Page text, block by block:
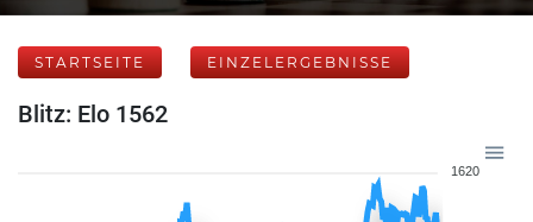
STARTSEITE EINZELERGEBNISSE
Blitz: Elo 1562
1620